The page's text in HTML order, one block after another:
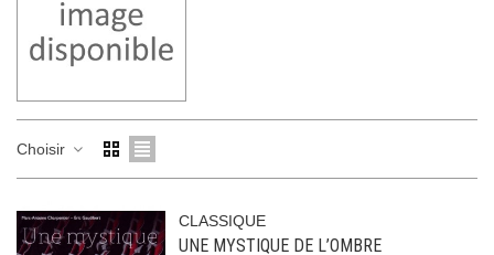
Choisir
CLASSIQUE
UNE MYSTIQUE DE L’OMBRE